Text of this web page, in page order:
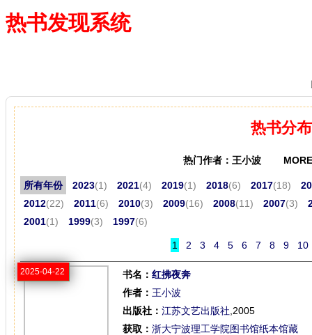
热书发现系统
热书分布
热门作者：王小波
所有年份 2023(1) 2021(4) 2019(1) 2018(6) 2017(18)
2012(22) 2011(6) 2010(3) 2009(16) 2008(11) 2007(3)
2001(1) 1999(3) 1997(6)
1 2 3 4 5 6 7 8 9 10
2025-04-22 书名： 红拂夜奔
作者： 王小波
出版社： 江苏文艺出版社 ,2005
获取： 浙大宁波理工学院图书馆纸本馆藏